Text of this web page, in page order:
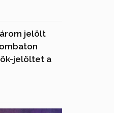
jelölt
jelöltet a